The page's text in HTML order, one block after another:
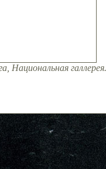
Национальная галлерея.